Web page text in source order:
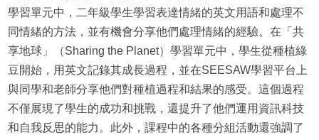
學習單元中，二年級學生學習表達情緒的英文用語和處理不
同情緒的方法，並有機會分享他們處理情緒的經驗。在「共
享地球」（Sharing the Planet）學習單元中，學生從種植綠
豆開始，用英文記錄其成長過程，並在SEESAW學習平台上
與同學和老師分享他們對種植過程和結果的感受。這個過程
不僅展現了學生的成功和挑戰，還提升了他們運用資訊科技
和自我反思的能力。此外，課程中的各種分組活動還強調了